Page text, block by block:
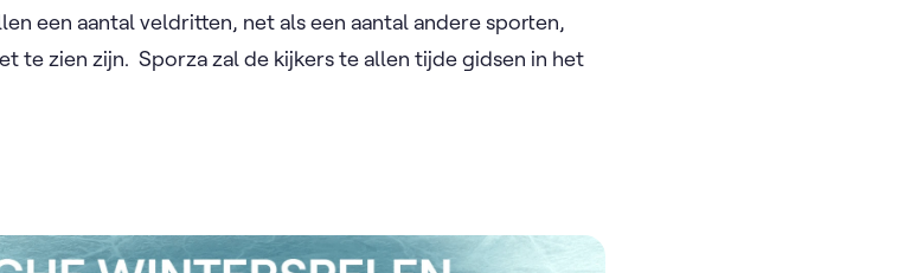
een aantal veldritten, net als een aantal andere sporten,
te zien zijn. ​ Sporza zal de kijkers te allen tijde gidsen in het